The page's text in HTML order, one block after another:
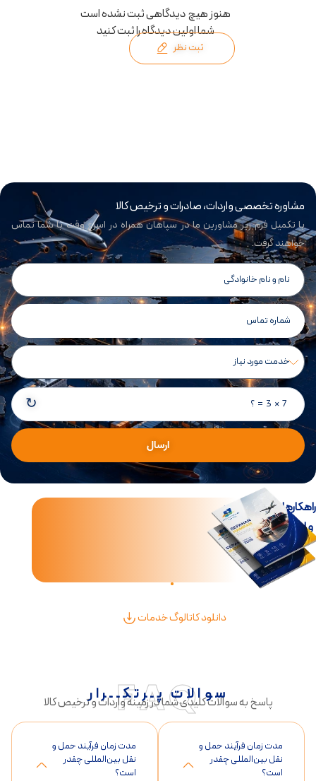
هنوز هیچ دیدگاهی ثبت نشده است
شما اولین دیدگاه را ثبت کنید
ثبت نظر
مشاوره تخصصی واردات، صادرات و ترخیص کالا
با تکمیل فرم زیر مشاورین ما در سپاهان همراه در اسرع وقت با شما تماس
خواهند گرفت.
7 × 3 = ؟ ↻
ارسال
جامع تجارت
و لجستیک بین‌الملل
دانلود کاتالوگ خدمات
FAQ
سوالات پـرتکــرار
پاسخ به سوالات کلیدی شما در زمینه واردات و ترخیص کالا
مدت زمان فرآیند حمل و
نقل بین‌المللی چقدر
است؟
مدت زمان فرآیند حمل و
نقل بین‌المللی چقدر
است؟